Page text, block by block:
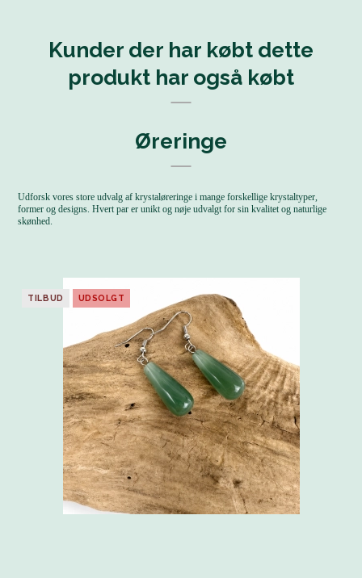
Kunder der har købt dette
produkt har også købt
Øreringe
Udforsk vores store udvalg af krystaløreringe i mange forskellige krystaltyper,
former og designs. Hvert par er unikt og nøje udvalgt for sin kvalitet og naturlige
skønhed.
TILBUD UDSOLGT